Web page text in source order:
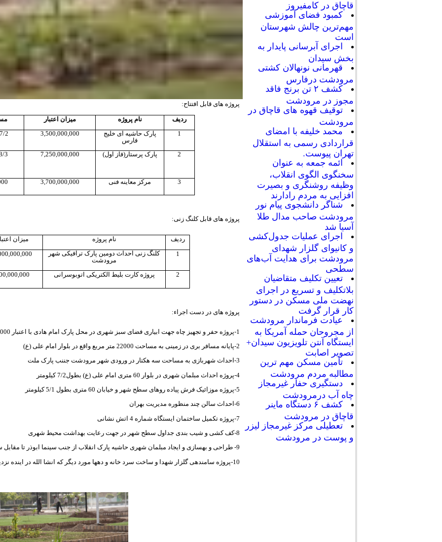
قاچاق در کامفیروز
کمبود فضای آموزشی
مهم‌ترین چالش شهرستان
است
اجرای آبرسانی پایدار به
بخش سیدان
قهرمانی نونهالان کشتی
مرودشت درفارس
کشف ۲ تن برنج فاقد
مجوز در مرودشت
توقیف قهوه های قاچاق در
مرودشت
محمد خلیفه با امضای
قراردادی رسمی به استقلال
تهران پیوست.
ائمه جمعه به عنوان
سخنگوی الگوی انقلاب،
وظیفه روشنگری و بصیرت
افزایی به مردم رادارند
شناگر دانشجوی پیام نور
مرودشت صاحب مدال طلا
آسیا شد
اجرای عملیات جدول‌کشی
و کانیوای گلزار شهدای
مرودشت برای هدایت آب‌های
سطحی
تعیین تکلیف متقاضیان
بلاتکلیف و تسریع در اجرای
نهضت ملی مسکن در دستور
کار قرار گرفت
عیادت فرماندار مرودشت
از مجروحان حمله آمریکا به
ایستگاه آنتن تلویزیون سیدان+
تصویر اصابت
تأمین مسکن مهم ترین
مطالبه مردم مرودشت
دستگیری حفار غیرمجاز
چاه آب درمرودشت
کشف ۶ دستگاه ماینر
قاچاق در مرودشت
تعطیلی مرکز غیرمجاز لیزر
و پوست در مرودشت
پروژه های قابل افتتاح:
ردیف نام پروژه میزان اعتبار
1
پارک حاشیه ای خلیج
فارس
3,500,000,000 7/2 هکتار
2 پارک پرستار(فاز اول) 7,250,000,000
8/
3 مرکز معاینه فنی 3,700,000,000
پروژه های قابل کلنگ زنی:
ردیف نام پروژه
میزان
1
کلنگ زنی احداث دومین پارک ترافیکی شهر
مرودشت
2 پروژه کارت بلیط الکتریکی اتوبوسرانی
پروژه های در دست اجراء:
1-پروژه حفر و تجهیز چاه جهت ابیاری فضای سبز شهری در محل پارک امام هادی با اعتبار 850000000 ریال
2-پایانه مسافر بری در زمینی به مساحت 22000 متر مربع واقع در بلوار امام علی (ع)
3-احداث شهربازی به مساحت سه هکتار در ورودی شهر مرودشت جننب پارک ملت
4-پروژه احداث مبلمان شهری در بلوار 60 متری امام علی (ع) بطول7/2 کیلومتر
5-پروژه موزائیک فرش پیاده روهای سطح شهر و خیابان 60 متری بطول 5/1 کیلومتر
6-احداث سالن چند منظوره مدیریت بهران
7-پروژه تکمیل ساختمان ایستگاه شماره 4 اتش نشانی
8-کف کشی و شیب بندی جداول سطح شهر در جهت رعایت بهداشت محیط شهری
9- طراحی و بهسازی و ایجاد مبلمان شهری حاشیه پارک انقلاب از جنب سینما ابوذر تا مقابل ساختمان شورای شهر
10-پروژه سامندهی گلزار شهدا و ساخت سرد خانه و دهها مورد دیگر که انشا الله در اینده نزدیک تقدیم شهروندان خواهد